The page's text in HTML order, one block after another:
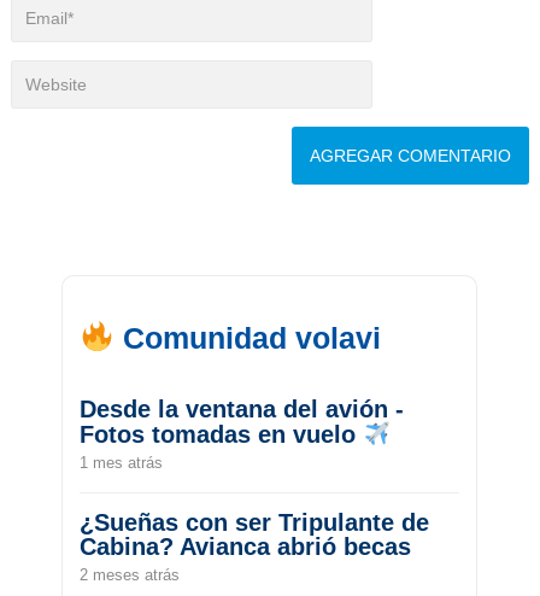
Comunidad volavi
Desde la ventana del avión -
Fotos tomadas en vuelo
1 mes atrás
¿Sueñas con ser Tripulante de
Cabina? Avianca abrió becas
2 meses atrás